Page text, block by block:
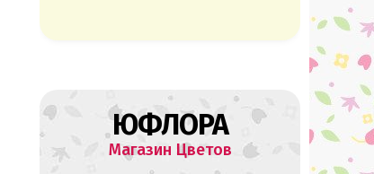
ЮФЛОРА
Магазин Цветов